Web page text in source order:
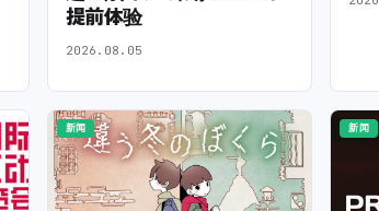
提前体验
2026.08.05
新闻 新闻